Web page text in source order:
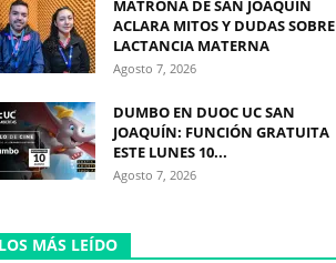
MATRONA DE SAN JOAQUÍN
ACLARA MITOS Y DUDAS SOBRE
LACTANCIA MATERNA
Agosto 7, 2026
DUMBO EN DUOC UC SAN
JOAQUÍN: FUNCIÓN GRATUITA
ESTE LUNES 10...
Agosto 7, 2026
MÁS LEÍDO